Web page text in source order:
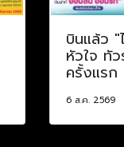
บินแล้ว "
หัวใจ ทั
ครั้งแรก
6 ส.ค. 2569